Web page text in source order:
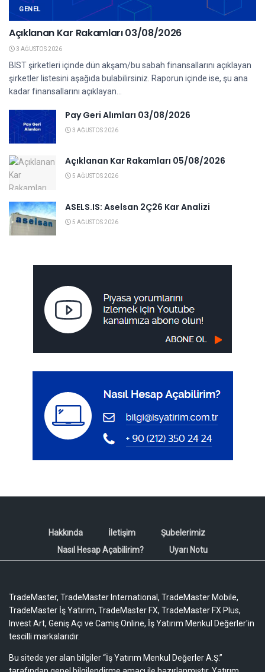
GENEL
Açıklanan Kar Rakamları 03/08/2026
3 AĞUSTOS 2026
BIST şirketleri içinde dün akşam/bu sabah finansallarını açıklayan
şirketler listesini aşağıda bulabilirsiniz. Raporun içinde ise, şu ana
kadar finansallarını açıklayan...
Pay Geri Alımları 03/08/2026
3 AĞUSTOS 2026
Açıklanan Kar Rakamları 05/08/2026
5 AĞUSTOS 2026
ASELS.IS: Aselsan 2Ç26 Kar Analizi
5 AĞUSTOS 2026
Hakkında İletişim
Şubelerimiz
Nasıl Hesap Açabilirim?
Uyarı Notu
TradeMaster, TradeMaster International, TradeMaster Mobile,
TradeMaster İş Yatırım, TradeMaster FX, TradeMaster FX Plus,
Invest Art, Geniş Açı ve Camiş Online, İş Yatırım Menkul Değerler'in
tescilli markalarıdır.
Bu sitede yer alan bilgiler “İş Yatırım Menkul Değerler A.Ş.”